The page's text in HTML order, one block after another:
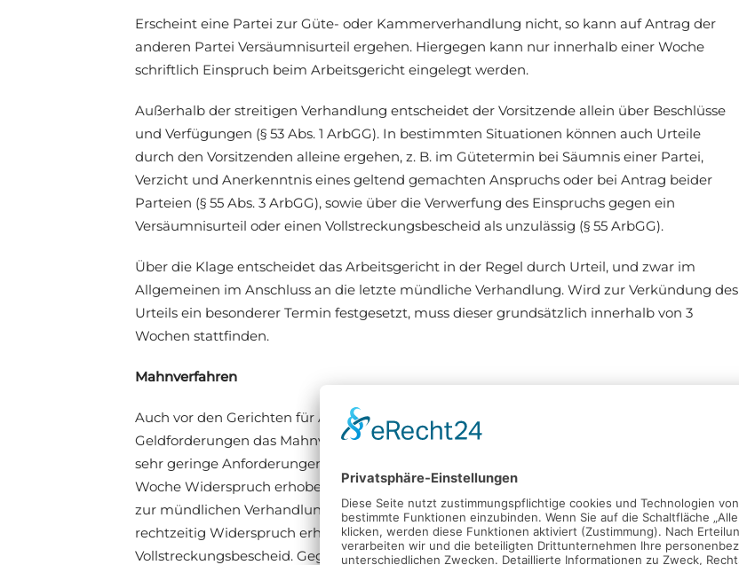
Erscheint eine Partei zur Güte- oder Kammerverhandlung nicht, so kann auf Antrag der
anderen Partei Versäumnisurteil ergehen. Hiergegen kann nur innerhalb einer Woche
schriftlich Einspruch beim Arbeitsgericht eingelegt werden.
Außerhalb der streitigen Verhandlung entscheidet der Vorsitzende allein über Beschlüsse
und Verfügungen (§ 53 Abs. 1 ArbGG). In bestimmten Situationen können auch Urteile
durch den Vorsitzenden alleine ergehen, z. B. im Gütetermin bei Säumnis einer Partei,
Verzicht und Anerkenntnis eines geltend gemachten Anspruchs oder bei Antrag beider
Parteien (§ 55 Abs. 3 ArbGG), sowie über die Verwerfung des Einspruchs gegen ein
Versäumnisurteil oder einen Vollstreckungsbescheid als unzulässig (§ 55 ArbGG).
Über die Klage entscheidet das Arbeitsgericht in der Regel durch Urteil, und zwar im
Allgemeinen im Anschluss an die letzte mündliche Verhandlung. Wird zur Verkündung des
Urteils ein besonderer Termin festgesetzt, muss dieser grundsätzlich innerhalb von 3
Wochen stattfinden.
Mahnverfahren
Auch vor den Gerichten für Arbeitssachen gibt es zur schnelleren Geltendmachung von
Geldforderungen das Mahnverfahren (§ 46a ArbGG). An die Darlegung des Anspruchs sind
sehr geringe Anforderungen gestellt. Gegen den Mahnbescheid kann innerhalb einer
Woche Widerspruch erhoben werden. In diesem Fall ist auf Antrag einer Partei der Termin
zur mündlichen Verhandlung zu bestimmen. Wird gegen den Mahnbescheid nicht
rechtzeitig Widerspruch erhoben, erlässt das Gericht auf Antrag einen
Vollstreckungsbescheid. Gegen diesen kann der Antragsgegner Einspruch einlegen. Im